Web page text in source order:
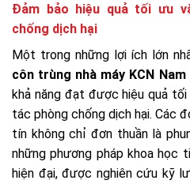
Đảm bảo hiệu quả tối ưu
chống dịch hại
Một trong những lợi ích lớn
côn trùng nhà máy KCN Nam
khả năng đạt được hiệu quả
tác phòng chống dịch hại. Các
tín không chỉ đơn thuần là
những phương pháp khoa học
hiện đại, được nghiên cứu kỹ